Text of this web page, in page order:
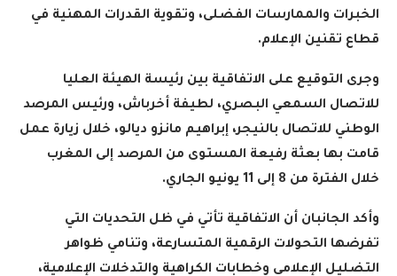
الخبرات والممارسات الفضلى، وتقوية القدرات المهنية في
قطاع تقنين الإعلام.
وجرى التوقيع على الاتفاقية بين رئيسة الهيئة العليا
للاتصال السمعي البصري، لطيفة أخرباش، ورئيس المرصد
الوطني للاتصال بالنيجر، إبراهيم مانزو ديالو، خلال زيارة عمل
قامت بها بعثة رفيعة المستوى من المرصد إلى المغرب
خلال الفترة من 8 إلى 11 يونيو الجاري
.
وأكد الجانبان أن الاتفاقية تأتي في ظل التحديات التي
تفرضها التحولات الرقمية المتسارعة، وتنامي ظواهر
التضليل الإعلامي وخطابات الكراهية والتدخلات الإعلامية،